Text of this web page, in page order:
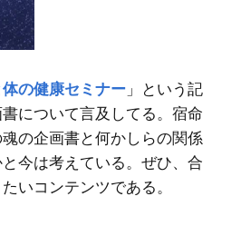
の健康セミナー 」という記
について言及してる。宿命
の企画書と何かしらの関係
今は考えている。ぜひ、合
いコンテンツである。